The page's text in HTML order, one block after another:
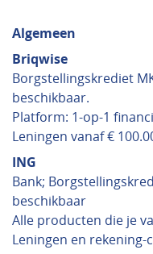
Algemeen
Briqwise
Borgstellingskrediet
beschikbaar.
Platform: 1-op-1
Leningen vanaf €
ING
Bank;
beschikbaar
Alle producten die je
Leningen en